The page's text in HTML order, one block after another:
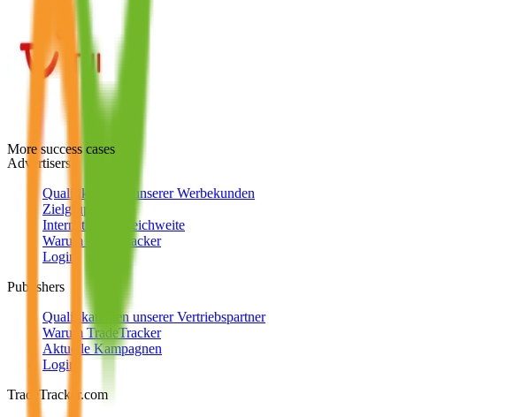
More success cases
Advertisers
Qualifikationen unserer Werbekunden
Zielgruppen
Internationale Reichweite
Warum TradeTracker
Login
Publishers
Qualifikationen unserer Vertriebspartner
Warum TradeTracker
Aktuelle Kampagnen
Login
TradeTracker.com